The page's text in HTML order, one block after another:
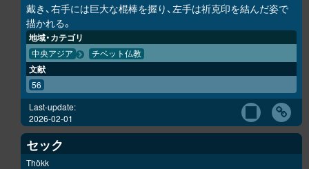
戴き、右手には巨大な棍棒を握り、左手は祈克印を結んだ姿で
描かれる。
地域・カテゴリ
中央アジア チベット仏教
文献
56
Last-update:
2026-02-01
セック
Thökk